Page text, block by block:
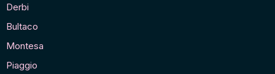
Derbi
Bultaco
Montesa
Piaggio